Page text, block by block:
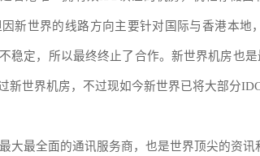
新世界的线路方向主要针对国际与香港本地
稳定，所以最终终止了合作。新世界机房也
新世界机房，不过现如今新世界已将大部分
大最全面的通讯服务商，也是世界顶尖的资讯